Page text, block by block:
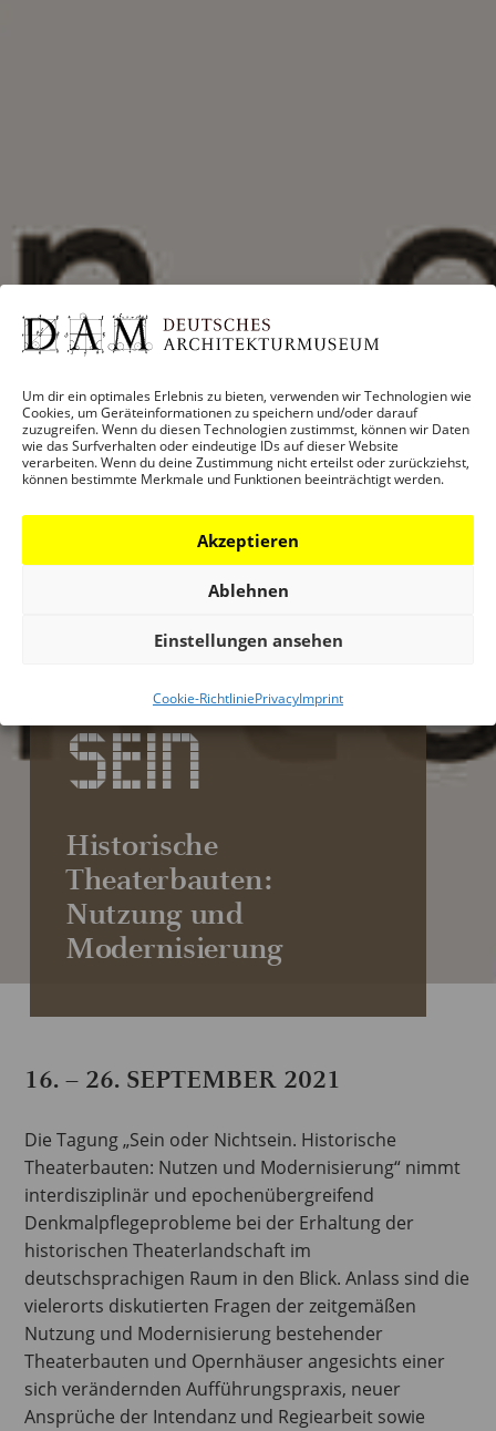
Um dir ein optimales Erlebnis zu bieten, verwenden wir Technologien wie
Cookies, um Geräteinformationen zu speichern und/oder darauf
zuzugreifen. Wenn du diesen Technologien zustimmst, können wir Daten
wie das Surfverhalten oder eindeutige IDs auf dieser Website
verarbeiten. Wenn du deine Zustimmung nicht erteilst oder zurückziehst,
können bestimmte Merkmale und Funktionen beeinträchtigt werden.
Akzeptieren
Ablehnen
Einstellungen ansehen
Cookie-RichtliniePrivacyImprint
SEIN ODER
NICHT
SEIN
Historische
Theaterbauten:
Nutzung und
Modernisierung
16. – 26. SEPTEMBER 2021
Die Tagung „Sein oder Nichtsein. Historische
Theaterbauten: Nutzen und Modernisierung“ nimmt
interdisziplinär und epochenübergreifend
Denkmalpflegeprobleme bei der Erhaltung der
historischen Theaterlandschaft im
deutschsprachigen Raum in den Blick. Anlass sind die
vielerorts diskutierten Fragen der zeitgemäßen
Nutzung und Modernisierung bestehender
Theaterbauten und Opernhäuser angesichts einer
sich verändernden Aufführungspraxis, neuer
Ansprüche der Intendanz und Regiearbeit sowie